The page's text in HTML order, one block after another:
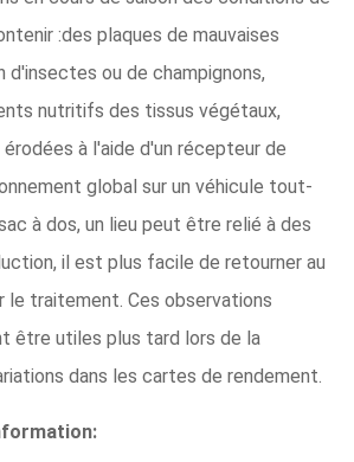
:des plaques de mauvaises
ou de champignons,
nutritifs des tissus végétaux,
à l'aide d'un récepteur de
global sur un véhicule tout-
à dos, un lieu peut être relié à des
il est plus facile de retourner au
le traitement. Ces observations
être utiles plus tard lors de la
dans les cartes de rendement.